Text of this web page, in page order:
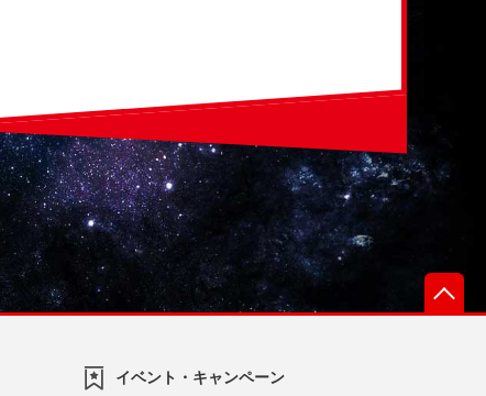
イベント・キャンペーン